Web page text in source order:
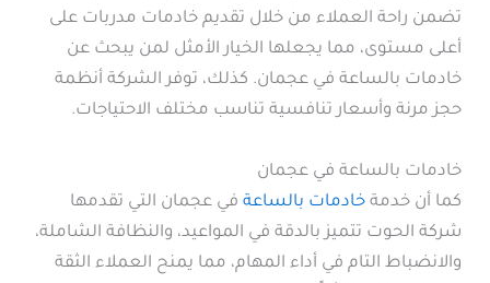
تضمن راحة العملاء من خلال تقديم خادمات مدربات على
أعلى مستوى، مما يجعلها الخيار الأمثل لمن يبحث عن
خادمات بالساعة في عجمان. كذلك، توفر الشركة أنظمة
حجز مرنة وأسعار تنافسية تناسب مختلف الاحتياجات.
خادمات بالساعة في عجمان
كما أن خدمةخادمات بالساعة في عجمان التي تقدمها
شركة الحوت تتميز بالدقة في المواعيد، والنظافة الشاملة،
والانضباط التام في أداء المهام، مما يمنح العملاء الثقة